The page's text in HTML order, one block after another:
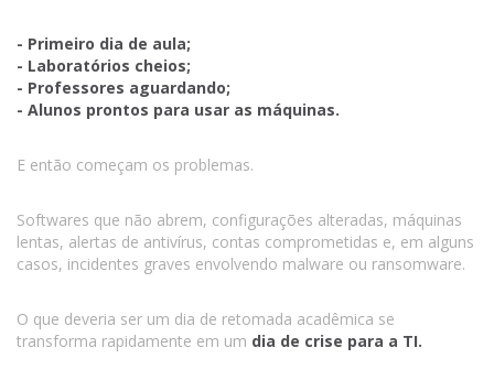
- Primeiro dia de aula;
- Laboratórios cheios;
- Professores aguardando;
- Alunos prontos para usar as máquinas.
E então começam os problemas.
Softwares que não abrem, configurações alteradas, máquinas
lentas, alertas de antivírus, contas comprometidas e, em alguns
casos, incidentes graves envolvendo malware ou ransomware.
O que deveria ser um dia de retomada acadêmica se
transforma rapidamente em um dia de crise para a TI.